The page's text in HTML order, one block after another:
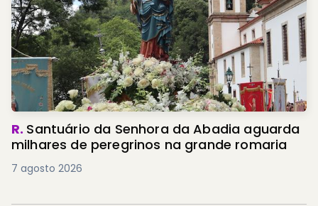
R. Santuário da Senhora da Abadia aguarda
milhares de peregrinos na grande romaria
7 agosto 2026